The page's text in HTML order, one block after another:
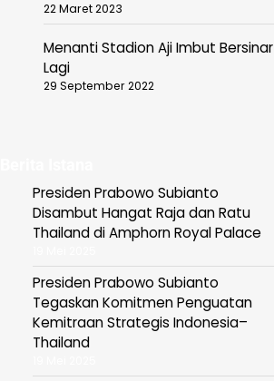
22 Maret 2023
Menanti Stadion Aji Imbut Bersinar
Lagi
29 September 2022
Presiden Prabowo Subianto
Disambut Hangat Raja dan Ratu
Thailand di Amphorn Royal Palace
Presiden Prabowo Subianto
Tegaskan Komitmen Penguatan
Kemitraan Strategis Indonesia–
Thailand